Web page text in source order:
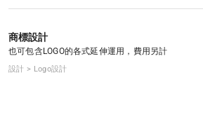
商標設計
也可包含LOGO的各式延伸運用，費用另計
設計 > Logo設計